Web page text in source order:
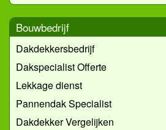
Bouwbedrijf
Dakdekkersbedrijf
Dakspecialist Offerte
Lekkage dienst
Pannendak Specialist
Dakdekker Vergelijken